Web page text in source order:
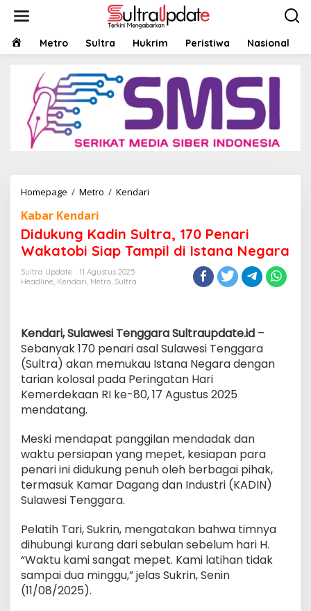
HOMEMetro Sultra Hukrim Peristiwa Nasional
Homepage / Metro / Kendari
170
Penari
Wakatobi
Kabar Kendari
Didukung Kadin Sultra, 170 Penari
Wakatobi Siap Tampil di Istana Negara
Sultra Update
11 Agustus 2025
Headline, Kendari, Metro, Sultra
Kendari, Sulawesi Tenggara Sultraupdate.id –
Sebanyak 170 penari asal Sulawesi Tenggara
(Sultra) akan memukau Istana Negara dengan
tarian kolosal pada Peringatan Hari
Kemerdekaan RI ke-80, 17 Agustus 2025
mendatang.
Meski mendapat panggilan mendadak dan
waktu persiapan yang mepet, kesiapan para
penari ini didukung penuh oleh berbagai pihak,
termasuk Kamar Dagang dan Industri (KADIN)
Sulawesi Tenggara.
Pelatih Tari, Sukrin, mengatakan bahwa timnya
dihubungi kurang dari sebulan sebelum hari H.
“Waktu kami sangat mepet. Kami latihan tidak
sampai dua minggu,” jelas Sukrin, Senin
(11/08/2025).